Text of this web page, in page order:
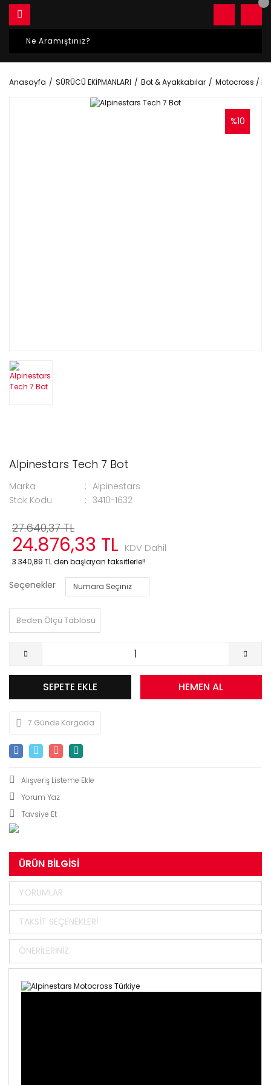
Anasayfa SÜRÜCÜ EKİPMANLARI Bot & Ayakkabılar Motocross /
%10
Alpinestars Tech 7 Bot
Marka
Alpinestars
Stok Kodu
3410-1632
27.640,37 TL
24.876,33 TL KDV Dahil
3.340,89 TL den başlayan taksitlerle!!
Seçenekler
Beden Ölçü Tablosu
SEPETE EKLE HEMEN AL
7 Günde Kargoda
Yorum Yaz
Tavsiye Et
ÜRÜN BILGISI
YORUMLAR
TAKSIT SEÇENEKLERI
ÖNERILERINIZ